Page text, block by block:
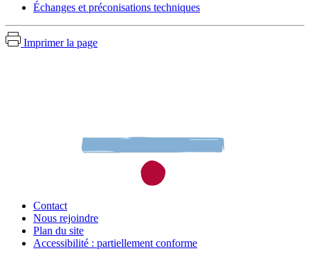
Échanges et préconisations techniques
Imprimer la page
Contact
Nous rejoindre
Plan du site
Accessibilité : partiellement conforme